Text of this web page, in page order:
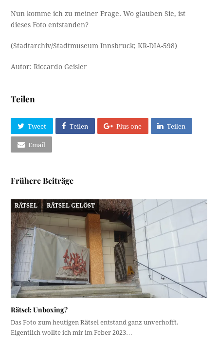
Nun komme ich zu meiner Frage. Wo glauben Sie, ist
dieses Foto entstanden?
(Stadtarchiv/Stadtmuseum Innsbruck; KR-DIA-598)
Autor: Riccardo Geisler
Teilen
Tweet Teilen Plus one Teilen
Email
Frühere Beiträge
RÄTSEL RÄTSEL GELÖST
Rätsel: Unboxing?
Das Foto zum heutigen Rätsel entstand ganz unverhofft.
Eigentlich wollte ich mir im Feber 2023…